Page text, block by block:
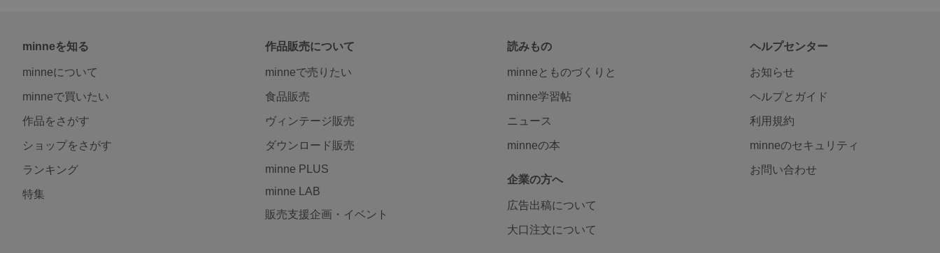
minneを知る
minneについて
minneで買いたい
作品をさがす
ショップをさがす
ランキング
特集
作品販売について
minneで売りたい
食品販売
ヴィンテージ販売
ダウンロード販売
minne PLUS
minne LAB
販売支援企画・イベント
読みもの
minneとものづくりと
minne学習帖
ニュース
minneの本
企業の方へ
広告出稿について
大口注文について
ヘルプセンター
お知らせ
ヘルプとガイド
利用規約
minneのセキュリティ
お問い合わせ